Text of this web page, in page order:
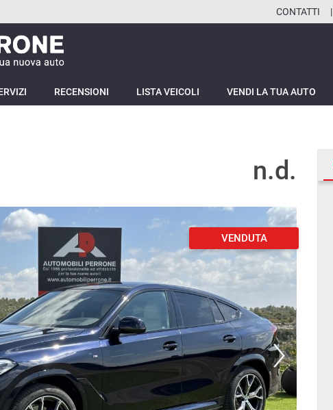
CONTATTI
RECENSIONI LISTA VEICOLI VENDI LA TUA AUTO
n.d.
VENDUTA